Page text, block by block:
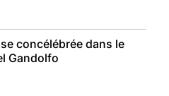
concélébrée dans le
Gandolfo